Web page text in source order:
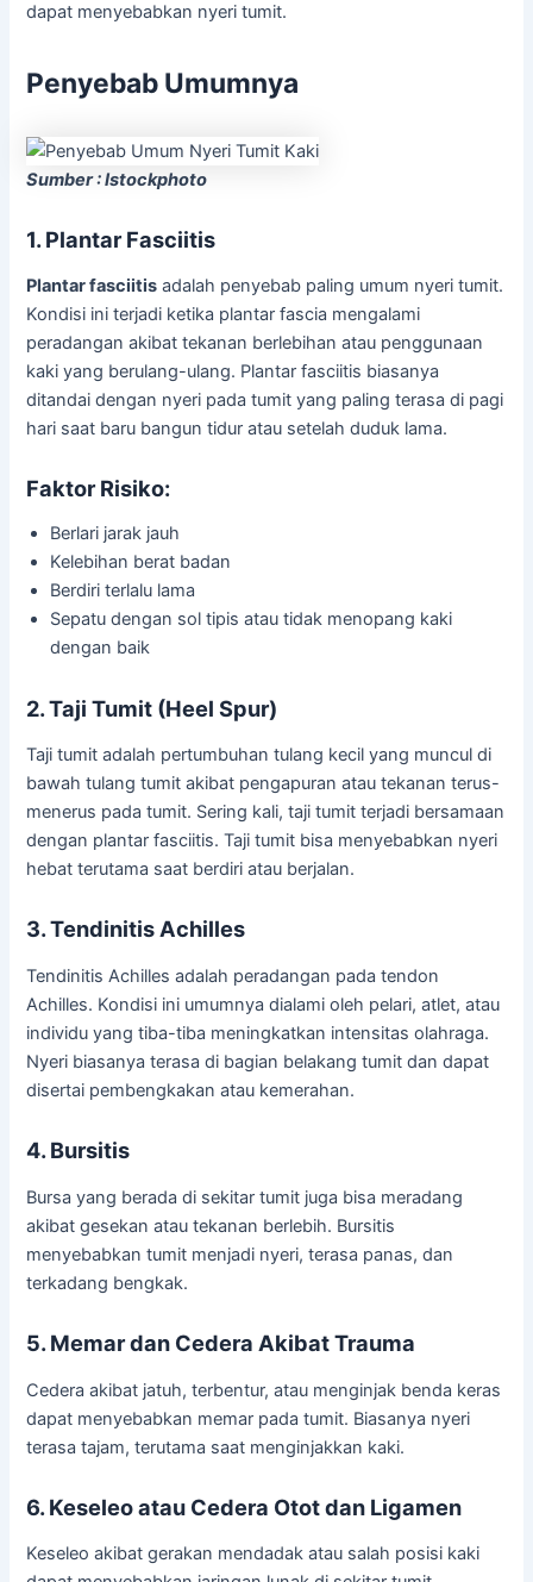
dapat menyebabkan nyeri tumit.
Penyebab Umumnya
Sumber : Istockphoto
1. Plantar Fasciitis
Plantar fasciitis adalah penyebab paling umum nyeri tumit.
Kondisi ini terjadi ketika plantar fascia mengalami
peradangan akibat tekanan berlebihan atau penggunaan
kaki yang berulang-ulang. Plantar fasciitis biasanya
ditandai dengan nyeri pada tumit yang paling terasa di pagi
hari saat baru bangun tidur atau setelah duduk lama.
Faktor Risiko:
Berlari jarak jauh
Kelebihan berat badan
Berdiri terlalu lama
Sepatu dengan sol tipis atau tidak menopang kaki
dengan baik
2. Taji Tumit (Heel Spur)
Taji tumit adalah pertumbuhan tulang kecil yang muncul di
bawah tulang tumit akibat pengapuran atau tekanan terus-
menerus pada tumit. Sering kali, taji tumit terjadi bersamaan
dengan plantar fasciitis. Taji tumit bisa menyebabkan nyeri
hebat terutama saat berdiri atau berjalan.
3. Tendinitis Achilles
Tendinitis Achilles adalah peradangan pada tendon
Achilles. Kondisi ini umumnya dialami oleh pelari, atlet, atau
individu yang tiba-tiba meningkatkan intensitas olahraga.
Nyeri biasanya terasa di bagian belakang tumit dan dapat
disertai pembengkakan atau kemerahan.
4. Bursitis
Bursa yang berada di sekitar tumit juga bisa meradang
akibat gesekan atau tekanan berlebih. Bursitis
menyebabkan tumit menjadi nyeri, terasa panas, dan
terkadang bengkak.
5. Memar dan Cedera Akibat Trauma
Cedera akibat jatuh, terbentur, atau menginjak benda keras
dapat menyebabkan memar pada tumit. Biasanya nyeri
terasa tajam, terutama saat menginjakkan kaki.
6. Keseleo atau Cedera Otot dan Ligamen
Keseleo akibat gerakan mendadak atau salah posisi kaki